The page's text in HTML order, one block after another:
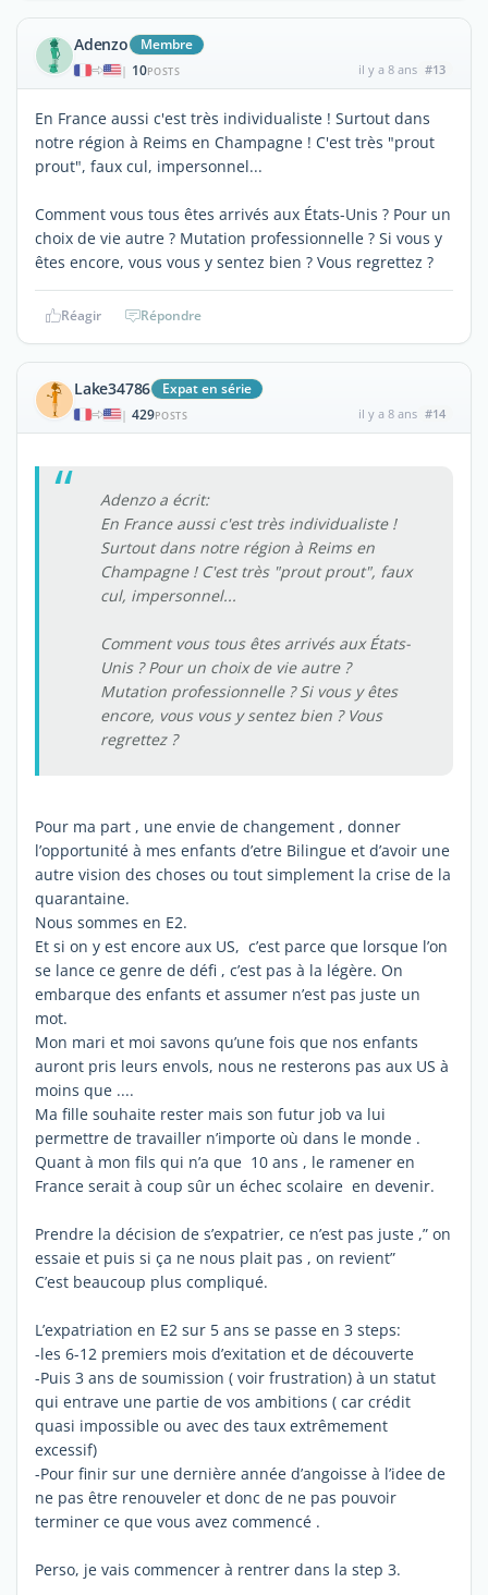
Adenzo Membre
| 10POSTS il y a 8 ans #13
En France aussi c'est très individualiste ! Surtout dans
notre région à Reims en Champagne ! C'est très "prout
prout", faux cul, impersonnel...
Comment vous tous êtes arrivés aux États-Unis ? Pour un
choix de vie autre ? Mutation professionnelle ? Si vous y
êtes encore, vous vous y sentez bien ? Vous regrettez ?
Réagir Répondre
Lake34786 Expat en série
| 429POSTS il y a 8 ans #14
Adenzo a écrit:
En France aussi c'est très individualiste !
Surtout dans notre région à Reims en
Champagne ! C'est très "prout prout", faux
cul, impersonnel...
Comment vous tous êtes arrivés aux États-
Unis ? Pour un choix de vie autre ?
Mutation professionnelle ? Si vous y êtes
encore, vous vous y sentez bien ? Vous
regrettez ?
Pour ma part , une envie de changement , donner
l’opportunité à mes enfants d’etre Bilingue et d’avoir une
autre vision des choses ou tout simplement la crise de la
quarantaine.
Nous sommes en E2.
Et si on y est encore aux US, c’est parce que lorsque l’on
se lance ce genre de défi , c’est pas à la légère. On
embarque des enfants et assumer n’est pas juste un
mot.
Mon mari et moi savons qu’une fois que nos enfants
auront pris leurs envols, nous ne resterons pas aux US à
moins que ....
Ma fille souhaite rester mais son futur job va lui
permettre de travailler n’importe où dans le monde .
Quant à mon fils qui n’a que 10 ans , le ramener en
France serait à coup sûr un échec scolaire en devenir.
Prendre la décision de s’expatrier, ce n’est pas juste ,” on
essaie et puis si ça ne nous plait pas , on revient”
C’est beaucoup plus compliqué.
L’expatriation en E2 sur 5 ans se passe en 3 steps:
-les 6-12 premiers mois d’exitation et de découverte
-Puis 3 ans de soumission ( voir frustration) à un statut
qui entrave une partie de vos ambitions ( car crédit
quasi impossible ou avec des taux extrêmement
excessif)
-Pour finir sur une dernière année d’angoisse à l’idee de
ne pas être renouveler et donc de ne pas pouvoir
terminer ce que vous avez commencé .
Perso, je vais commencer à rentrer dans la step 3.